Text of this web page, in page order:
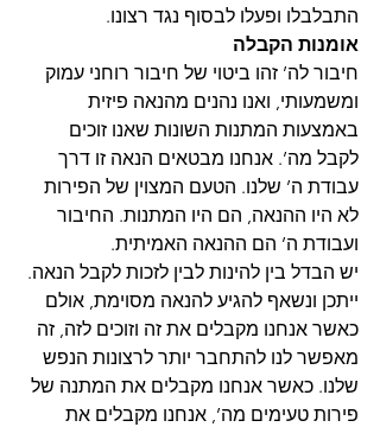
התבלבלו ופעלו לבסוף נגד רצונו.
אומנות הקבלה
חיבור לה’ זהו ביטוי של חיבור רוחני עמוק
ומשמעותי, ואנו נהנים מהנאה פיזית
באמצעות המתנות השונות שאנו זוכים
לקבל מה’. אנחנו מבטאים הנאה זו דרך
עבודת ה’ שלנו. הטעם המצוין של הפירות
לא היו ההנאה, הם היו המתנות. החיבור
ועבודת ה’ הם ההנאה האמיתית.
יש הבדל בין להינות לבין לזכות לקבל הנאה.
ייתכן ונשאף להגיע להנאה מסוימת, אולם
כאשר אנחנו מקבלים את זה וזוכים לזה, זה
מאפשר לנו להתחבר יותר לרצונות הנפש
שלנו. כאשר אנחנו מקבלים את המתנה של
פירות טעימים מה’, אנחנו מקבלים את